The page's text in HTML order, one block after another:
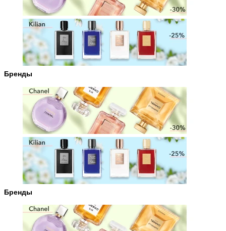
Бренды
Бренды